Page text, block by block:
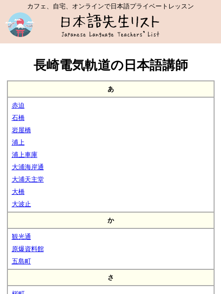
カフェ、自宅、オンラインで日本語プライベートレッスン
長崎電気軌道の日本語講師
あ
赤迫
石橋
岩屋橋
浦上
浦上車庫
大浦海岸通
大浦天主堂
大橋
大波止
か
観光通
原爆資料館
五島町
さ